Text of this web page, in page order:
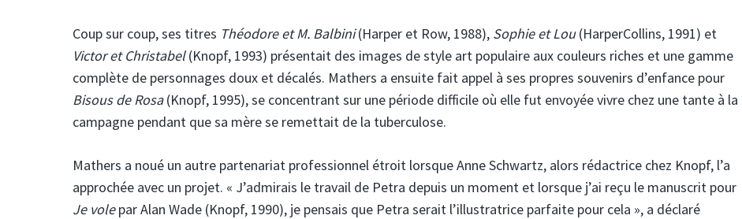
Coup sur coup, ses titres Théodore et M. Balbini(Harper et Row, 1988), Sophie et Lou(HarperCollins, 1991) et
Victor et Christabel(Knopf, 1993) présentait des images de style art populaire aux couleurs riches et une gamme
complète de personnages doux et décalés. Mathers a ensuite fait appel à ses propres souvenirs d’enfance pour
Bisous de Rosa(Knopf, 1995), se concentrant sur une période difficile où elle fut envoyée vivre chez une tante à la
campagne pendant que sa mère se remettait de la tuberculose.
Mathers a noué un autre partenariat professionnel étroit lorsque Anne Schwartz, alors rédactrice chez Knopf, l’a
approchée avec un projet. « J’admirais le travail de Petra depuis un moment et lorsque j’ai reçu le manuscrit pour
Je volepar Alan Wade (Knopf, 1990), je pensais que Petra serait l’illustratrice parfaite pour cela », a déclaré